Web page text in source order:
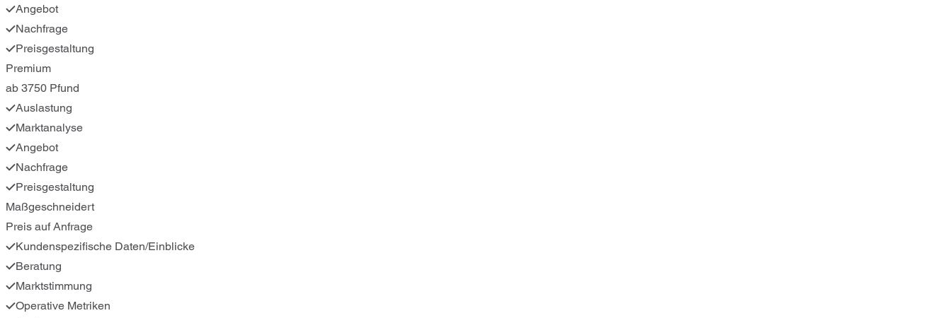
Angebot
Nachfrage
Preisgestaltung
Premium
ab 3750 Pfund
Auslastung
Marktanalyse
Angebot
Nachfrage
Preisgestaltung
Maßgeschneidert
Preis auf Anfrage
Kundenspezifische Daten/Einblicke
Beratung
Marktstimmung
Operative Metriken